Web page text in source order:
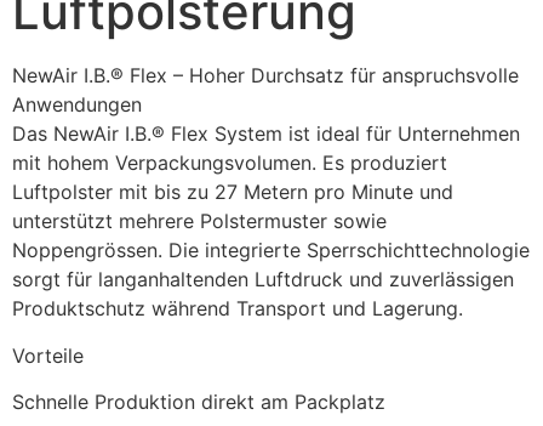
NewAir I.B.® Flex – Hoher Durchsatz für anspruchsvolle
Anwendungen
Das NewAir I.B.® Flex System ist ideal für Unternehmen
mit hohem Verpackungsvolumen. Es produziert
Luftpolster mit bis zu 27 Metern pro Minute und
unterstützt mehrere Polstermuster sowie
Noppengrössen. Die integrierte Sperrschichttechnologie
sorgt für langanhaltenden Luftdruck und zuverlässigen
Produktschutz während Transport und Lagerung.
Vorteile
Schnelle Produktion direkt am Packplatz